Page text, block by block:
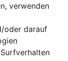
verwenden
oder darauf